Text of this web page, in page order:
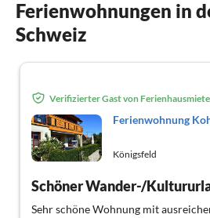
Ferienwohnungen in
Schweiz
Verifizierter Gast von
Ferienwohnung
Königsfeld
Schöner Wander-/
Sehr schöne Wohnung mit